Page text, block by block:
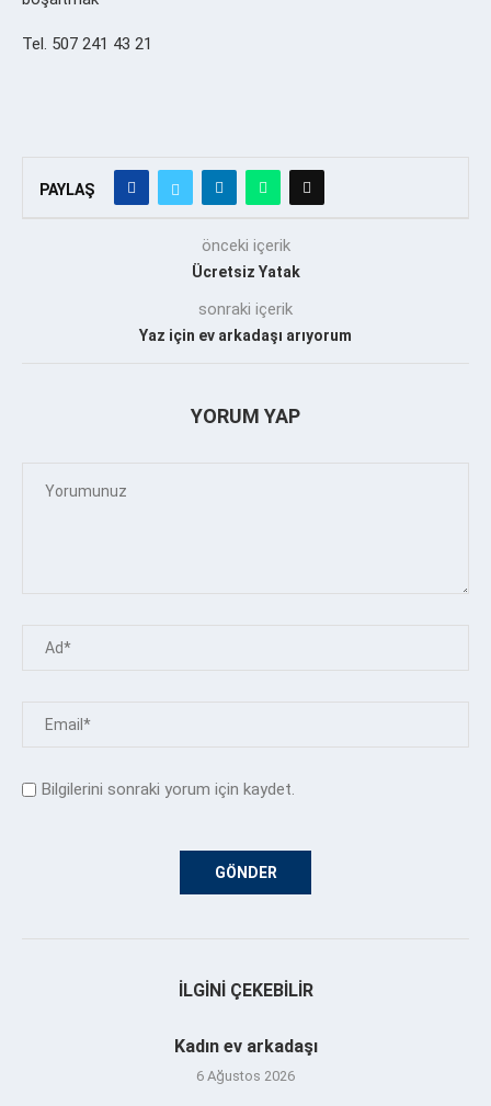
Tel. 507 241 43 21
PAYLAŞ
önceki içerik
Ücretsiz Yatak
sonraki içerik
Yaz için ev arkadaşı arıyorum
YORUM YAP
Bilgilerini sonraki yorum için kaydet.
İLGINI ÇEKEBILIR
Kadın ev arkadaşı
6 Ağustos 2026